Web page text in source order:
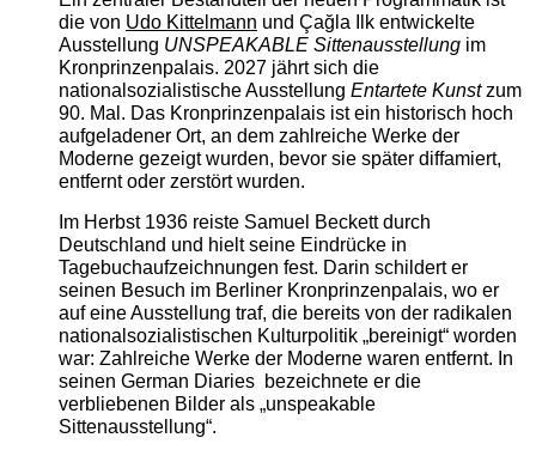
die von Udo Kittelmann und Çağla Ilk entwickelte
Ausstellung UNSPEAKABLE Sittenausstellungim
Kronprinzenpalais. 2027 jährt sich die
nationalsozialistische Ausstellung Entartete Kunstzum
90. Mal. Das Kronprinzenpalais ist ein historisch hoch
aufgeladener Ort, an dem zahlreiche Werke der
Moderne gezeigt wurden, bevor sie später diffamiert,
entfernt oder zerstört wurden.
Im Herbst 1936 reiste Samuel Beckett durch
Deutschland und hielt seine Eindrücke in
Tagebuchaufzeichnungen fest. Darin schildert er
seinen Besuch im Berliner Kronprinzenpalais, wo er
auf eine Ausstellung traf, die bereits von der radikalen
nationalsozialistischen Kulturpolitik „bereinigt“ worden
war: Zahlreiche Werke der Moderne waren entfernt. In
seinen German Diaries bezeichnete er die
verbliebenen Bilder als „unspeakable
Sittenausstellung“.